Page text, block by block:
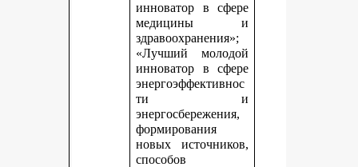
инноватор в сфере
медицины и
здравоохранения»;
«Лучший молодой
инноватор в сфере
энергоэффективнос
ти и
энергосбережения,
формирования
новых источников,
способов